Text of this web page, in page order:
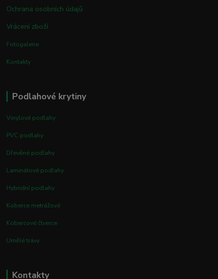
Ochrana osobních údajů
Vrácení zboží
Fotogalerie
Kontakty
Podlahové krytiny
Vinylové podlahy
PVC podlahy
Dřevěné podlahy
Laminátové podlahy
Hybridní podlahy
Koberce metrážové
Kobercové čtverce
Umělé trávy
Kontakty